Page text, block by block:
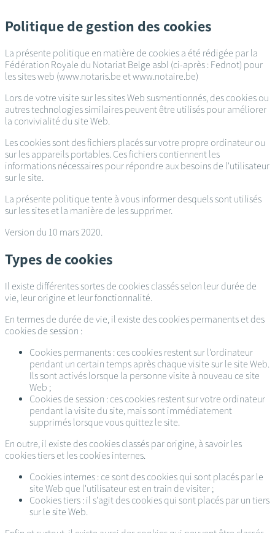
au
contenu
Politique de gestion des cookies
La présente politique en matière de cookies a été rédigée par la
Fédération Royale du Notariat Belge asbl (ci-après : Fednot) pour
les sites web (www.notaris.be et www.notaire.be)
Lors de votre visite sur les sites Web susmentionnés, des cookies ou
autres technologies similaires peuvent être utilisés pour améliorer
la convivialité du site Web.
Les cookies sont des fichiers placés sur votre propre ordinateur ou
sur les appareils portables. Ces fichiers contiennent les
informations nécessaires pour répondre aux besoins de l'utilisateur
sur le site.
La présente politique tente à vous informer desquels sont utilisés
sur les sites et la manière de les supprimer.
Version du 10 mars 2020.
Types de cookies
Il existe différentes sortes de cookies classés selon leur durée de
vie, leur origine et leur fonctionnalité.
En termes de durée de vie, il existe des cookies permanents et des
cookies de session :
Cookies permanents : ces cookies restent sur l'ordinateur
pendant un certain temps après chaque visite sur le site Web.
Ils sont activés lorsque la personne visite à nouveau ce site
Web ;
Cookies de session : ces cookies restent sur votre ordinateur
pendant la visite du site, mais sont immédiatement
supprimés lorsque vous quittez le site.
En outre, il existe des cookies classés par origine, à savoir les
cookies tiers et les cookies internes.
Cookies internes : ce sont des cookies qui sont placés par le
site Web que l'utilisateur est en train de visiter ;
Cookies tiers : il s'agit des cookies qui sont placés par un tiers
sur le site Web.